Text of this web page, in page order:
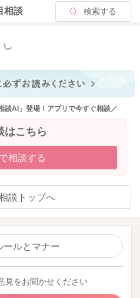
相談 検索する
見る
談AI」登場！アプリで今すぐ相談／
はこちら
相談する
談トップへ
ールとマナー
見をお聞かせください